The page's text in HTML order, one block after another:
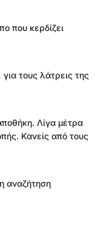
που κερδίζει
τους λάτρεις της
Λίγα μέτρα
Κανείς από τους
αναζήτηση